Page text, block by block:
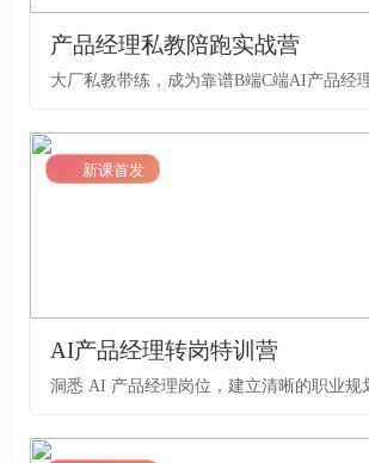
产品经理私教陪跑实战营
大厂私教带练，成为靠谱B端C端AI产品经
新课首发
AI产品经理转岗特训营
洞悉 AI 产品经理岗位，建立清晰的职业规